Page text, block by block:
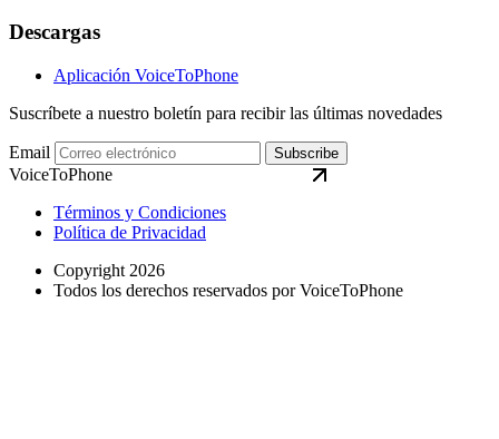
Descargas
Aplicación VoiceToPhone
Suscríbete a nuestro boletín para recibir las últimas novedades
Email Subscribe
VoiceToPhone
Términos y Condiciones
Política de Privacidad
Copyright 2026
Todos los derechos reservados por VoiceToPhone